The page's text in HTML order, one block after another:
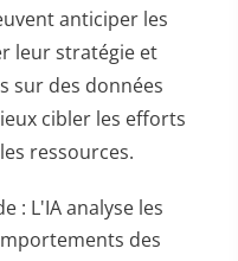
anticiper les
leur stratégie et
sur des données
cibler les efforts
ressources.
: L'IA analyse les
des